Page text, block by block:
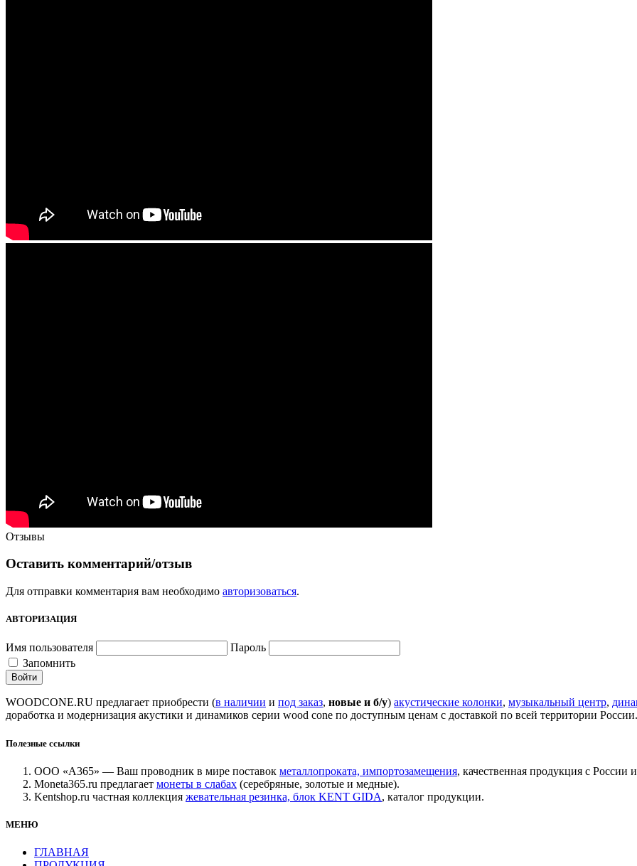
Отзывы
Оставить комментарий/отзыв
Для отправки комментария вам необходимо авторизоваться.
АВТОРИЗАЦИЯ
Имя пользователя
Пароль
Запомнить
WOODCONE.RU предлагает приобрести (в наличии и под заказ, новые и б/у) акустические колонки, музыкальный центр,
доработка и модернизация акустики и динамиков серии wood cone по доступным ценам с доставкой по всей территории России.
Полезные ссылки
ООО «А365» — Ваш проводник в мире поставок металлопроката, импортозамещения, качественная продукция с
Moneta365.ru предлагает монеты в слабах (серебряные, золотые и медные).
Kentshop.ru частная коллекция жевательная резинка, блок KENT GIDA, каталог продукции.
МЕНЮ
ГЛАВНАЯ